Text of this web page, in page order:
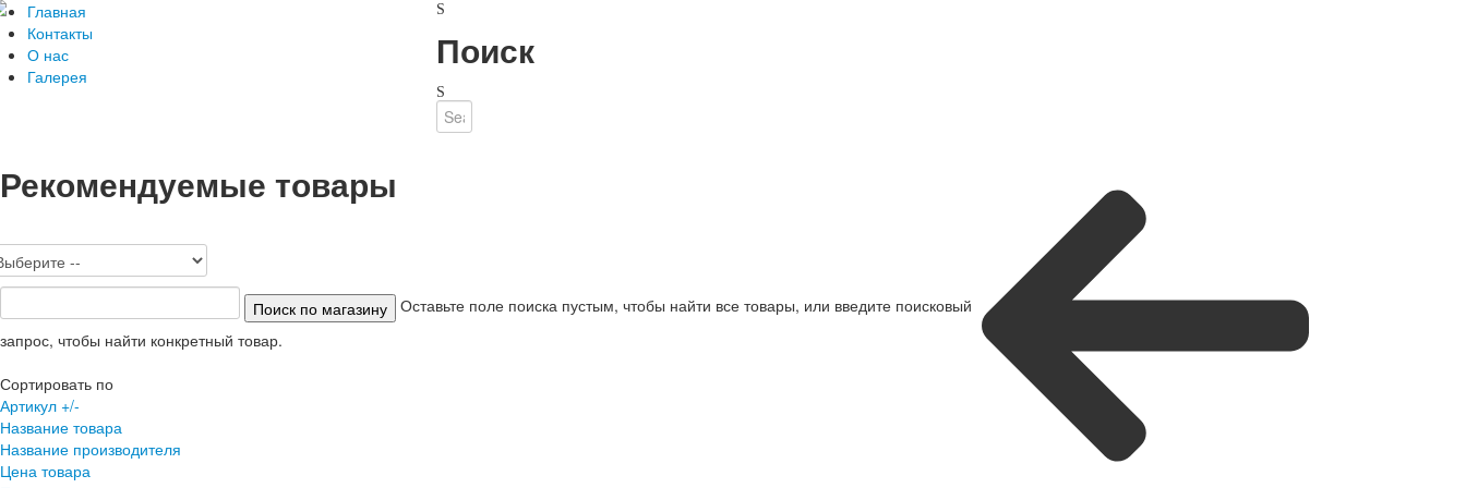
Главная
Контакты
О нас
Галерея
Поиск
Рекомендуемые товары
Оставьте поле поиска пустым, чтобы найти все товары, или введите поисковый
запрос, чтобы найти конкретный товар.
Сортировать по
Артикул +/-
Название товара
Название производителя
Цена товара